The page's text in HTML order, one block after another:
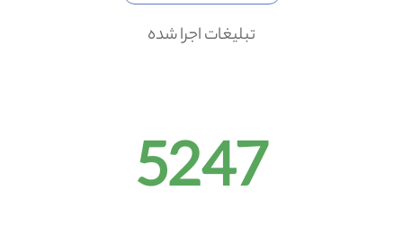
تبلیغات اجرا شده
5247